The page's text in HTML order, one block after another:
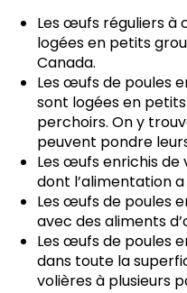
Lesœufs réguliersà
logées en petits
Canada.
Lesœufs de poules
sont logées en
perchoirs. On y
peuvent pondre
Lesœufs enrichis de
dont l’alimentation
Lesœufs de poules
avec des aliments
Lesœufs de poules
dans toute la
volières à plusieurs